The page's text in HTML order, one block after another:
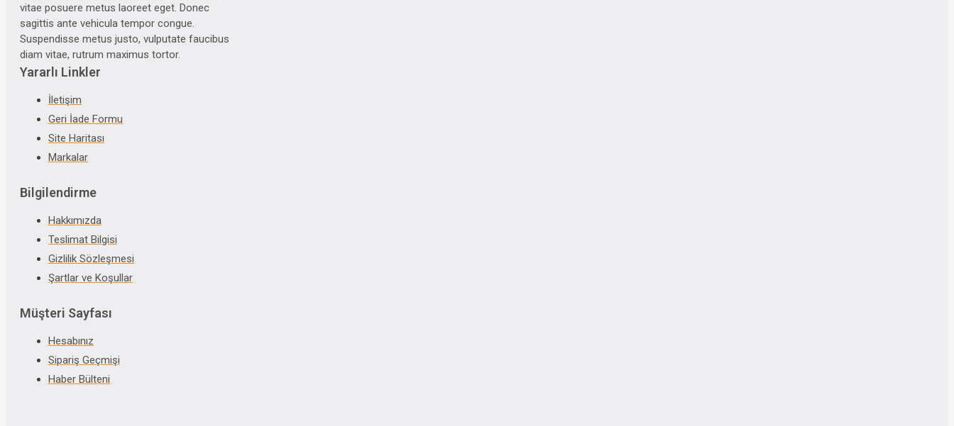
vitae posuere metus laoreet eget. Donec
sagittis ante vehicula tempor congue.
Suspendisse metus justo, vulputate faucibus
diam vitae, rutrum maximus tortor.
Yararlı Linkler
İletişim
Geri İade Formu
Site Haritası
Markalar
Bilgilendirme
Hakkımızda
Teslimat Bilgisi
Gizlilik Sözleşmesi
Şartlar ve Koşullar
Müşteri Sayfası
Hesabınız
Sipariş Geçmişi
Haber Bülteni